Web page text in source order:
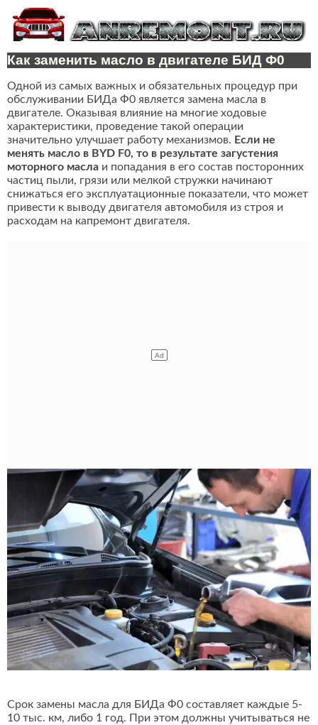
Как заменить масло в двигателе БИД Ф0
Одной из самых важных и обязательных процедур при
обслуживании БИДа Ф0 является замена масла в
двигателе. Оказывая влияние на многие ходовые
характеристики, проведение такой операции
значительно улучшает работу механизмов. Если не
менять масло в BYD F0, то в результате загустения
моторного масла и попадания в его состав посторонних
частиц пыли, грязи или мелкой стружки начинают
снижаться его эксплуатационные показатели, что может
привести к выводу двигателя автомобиля из строя и
расходам на капремонт двигателя.
Срок замены масла для БИДа Ф0 составляет каждые 5-
10 тыс. км, либо 1 год. При этом должны учитываться не